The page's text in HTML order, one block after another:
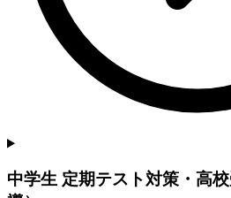
中学生 定期テスト対策・高